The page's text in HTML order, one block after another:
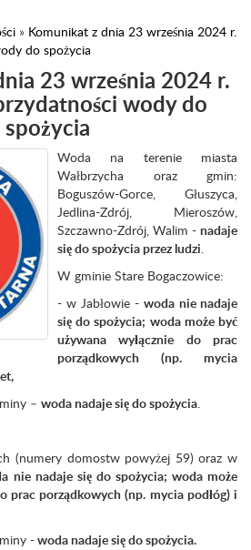
» Komunikat z dnia 23 września 2024 r.
do spożycia
23 września 2024 r.
wody do
spożycia
Woda na terenie miasta
Wałbrzycha oraz gmin:
Boguszów-Gorce, Głuszyca,
Jedlina-Zdrój, Mieroszów,
Szczawno-Zdrój, Walim - nadaje
się do spożycia przez ludzi.
W gminie Stare Bogaczowice:
- w Jabłowie - woda nie nadaje
się do spożycia; woda może być
używana wyłącznie do prac
porządkowych (np. mycia
– woda nadaje się do spożycia.
(numery domostw powyżej 59) oraz w
nie nadaje się do spożycia; woda może
prac porządkowych (np. mycia podłóg) i
-woda nadaje się do spożycia.